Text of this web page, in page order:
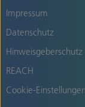
Impressum
Datenschutz
Hinweisgeberschutz
REACH
Cookie-Einstellungen